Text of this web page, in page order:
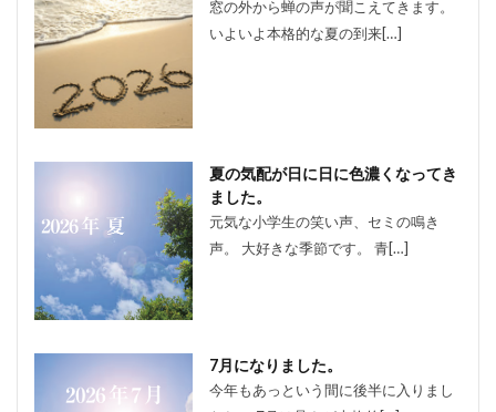
窓の外から蝉の声が聞こえてきます。
いよいよ本格的な夏の到来[…]
夏の気配が日に日に色濃くなってき
ました。
元気な小学生の笑い声、セミの鳴き
声。 大好きな季節です。 青[…]
7月になりました。
今年もあっという間に後半に入りまし